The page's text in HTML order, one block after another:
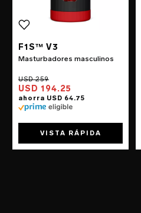
F1S™ V3
Masturbadores masculinos
USD 194.25
VISTA RÁPIDA